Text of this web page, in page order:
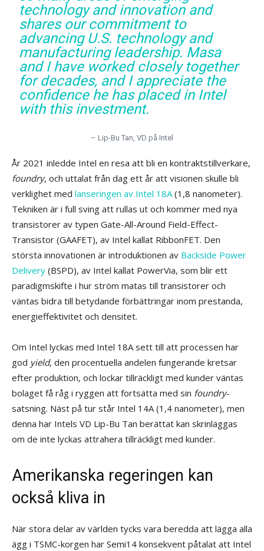
technology and innovation and
shares our commitment to
advancing U.S. technology and
manufacturing leadership. Masa
and I have worked closely together
for decades, and I appreciate the
confidence he has placed in Intel
with this investment.
– Lip-Bu Tan, VD på Intel
År 2021 inledde Intel en resa att bli en kontraktstillverkare,
foundry, och uttalat från dag ett år att visionen skulle bli
verklighet med lanseringen av Intel 18A(1,8 nanometer).
Tekniken är i full sving att rullas ut och kommer med nya
transistorer av typen Gate-All-Around Field-Effect-
Transistor (GAAFET), av Intel kallat RibbonFET. Den
största innovationen är introduktionen av Backside Power
Delivery (BSPD), av Intel kallat PowerVia, som blir ett
paradigmskifte i hur ström matas till transistorer och
väntas bidra till betydande förbättringar inom prestanda,
energieffektivitet och densitet.
Om Intel lyckas med Intel 18A sett till att processen har
god yield, den procentuella andelen fungerande kretsar
efter produktion, och lockar tillräckligt med kunder väntas
bolaget få råg i ryggen att fortsätta med sin foundry-
satsning. Näst på tur står Intel 14A (1,4 nanometer), men
denna har Intels VD Lip-Bu Tan berättat kan skrinläggas
om de inte lyckas attrahera tillräckligt med kunder.
Amerikanska regeringen kan
också kliva in
När stora delar av världen tycks vara beredda att lägga alla
ägg i TSMC-korgen har Semi14 konsekvent påtalat att Intel